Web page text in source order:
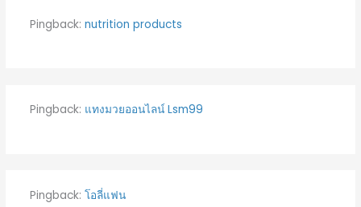
Pingback: nutrition products
Pingback: แทงมวยออนไลน์ Lsm99
Pingback: โอลี่แฟน